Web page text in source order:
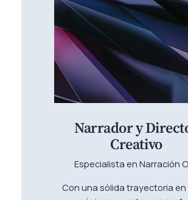
Narrador y
Creativo
Especialista en Narración
Con una sólida trayectoria